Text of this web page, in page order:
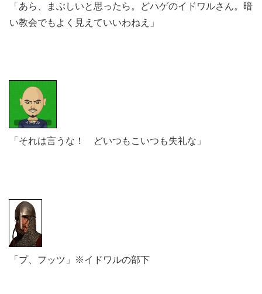
「あら、まぶしいと思ったら。どハゲのイドワルさん。暗
い教会でもよく見えていいわねえ」
「それは言うな！ どいつもこいつも失礼な」
「プ、フッツ」※イドワルの部下